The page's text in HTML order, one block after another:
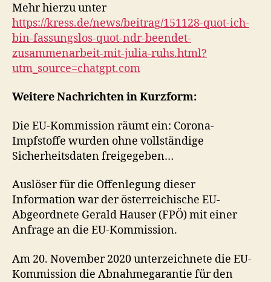
Mehr hierzu unter
https://kress.de/news/beitrag/151128-quot-ich-
bin-fassungslos-quot-ndr-beendet-
zusammenarbeit-mit-julia-ruhs.html?
utm_source=chatgpt.com
Weitere Nachrichten in Kurzform:
Die EU-Kommission räumt ein: Corona-
Impfstoffe wurden ohne vollständige
Sicherheitsdaten freigegeben…
Auslöser für die Offenlegung dieser
Information war der österreichische EU-
Abgeordnete Gerald Hauser (FPÖ) mit einer
Anfrage an die EU-Kommission.
Am 20. November 2020 unterzeichnete die EU-
Kommission die Abnahmegarantie für den